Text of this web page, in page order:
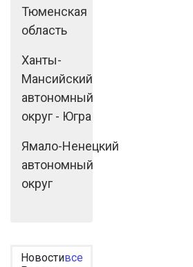
Тюменская
область
Ханты-
Мансийский
автономный
округ - Югра
Ямало-Ненецкий
автономный
округ
Новостивсе